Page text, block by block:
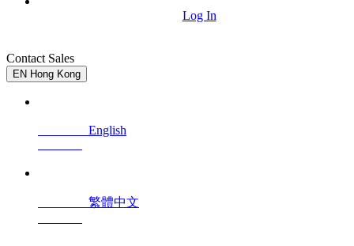
Log In
Contact Sales
EN Hong Kong
English
繁體中文